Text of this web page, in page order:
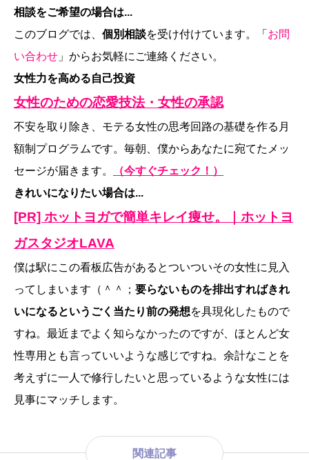
相談をご希望の場合は...
このブログでは、 個別相談を受け付けています。「 お問
い合わせ 」からお気軽にご連絡ください。
女性力を高める自己投資
女性のための恋愛技法・女性の承認
不安を取り除き、モテる女性の思考回路の基礎を作る月
額制プログラムです。毎朝、僕からあなたに宛てたメッ
セージが届きます。
（今すぐチェック！）
きれいになりたい場合は...
[PR] ホットヨガで簡単キレイ痩せ。｜ホットヨ
ガスタジオLAVA
僕は駅にこの看板広告があるとついついその女性に見入
ってしまいます（＾＾； 要らないものを排出すればきれ
いになるというごく当たり前の発想を具現化したもので
すね。最近までよく知らなかったのですが、ほとんど女
性専用とも言っていいような感じですね。余計なことを
考えずに一人で修行したいと思っているような女性には
見事にマッチします。
関連記事